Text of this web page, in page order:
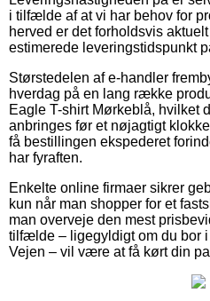
i tilfælde af at vi har behov for
herved er det forholdsvis
estimerede leveringstidspunkt
Størstedelen af e-handler
hverdag på en lang række
Eagle T-shirt Mørkeblå, hvilket
anbringes før et nøjagtigt
få bestillingen ekspederet
har fyraften.
Enkelte online firmaer sikrer
kun når man shopper for et
man overveje den mest
tilfælde – ligegyldigt om du bor
Vejen – vil være at få kørt din